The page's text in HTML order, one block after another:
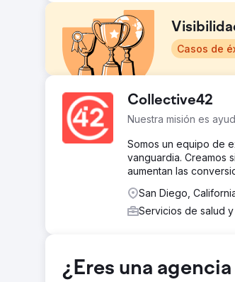
Casos de
El reto
Colonial Agency necesitaba
mercados estadounidenses. El
de servicios y visibilidad de
búsquedas de personal nacional
Los Angeles SEO Inc. ejecutó una
Reestructuró el contenido de
página para palabras clave de
El resultado
Luego de la implementación,
Collective42
Nuestra misión es
Somos un equipo de
vanguardia. Creamos
aumentan las
San Diego,
Servicios de salud
¿Eres una